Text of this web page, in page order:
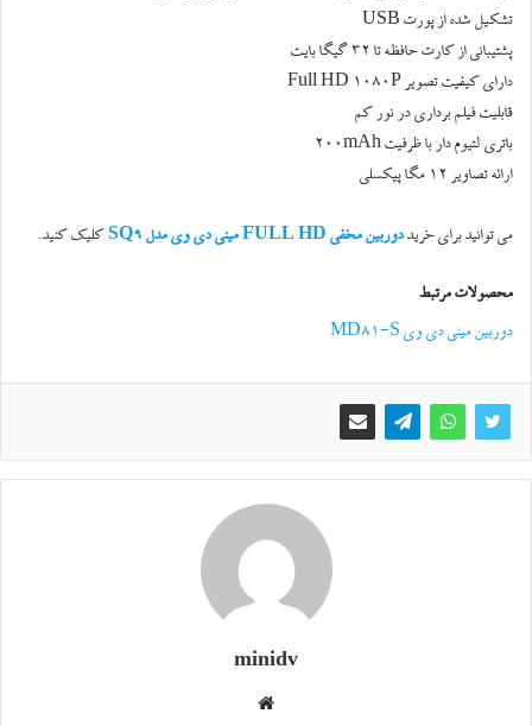
تشکیل شده از پورت USB
پشتیبانی از کارت حافظه تا 32 گیگا بایت
دارای کیفیت تصویر Full HD 1080P
قابلیت فیلم برداری در نور کم
باتری لتیوم دار با ظرفیت 200mAh
ارائه تصاویر 12 مگا پیکسلی
می توانید برای خریددوربین مخفی FULL HD مینی دی وی مدل SQ9 کلیک کنید.
محصولات مرتبط
دوربین مینی دی وی MD81-S
minidv